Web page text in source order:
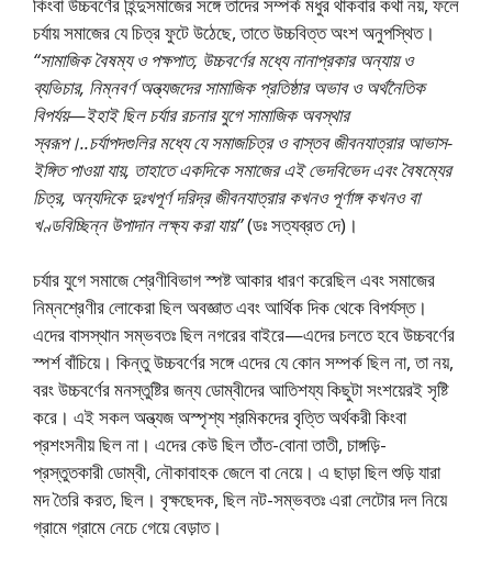
চর্যায় সমাজের যে চিত্র ফুটে উঠেছে, তাতে উচ্চবিত্ত অংশ অনুপস্থিত।
“সামাজিক বৈষম্য ও পক্ষপাত, উচ্চবর্ণের মধ্যে নানাপ্রকার অন্যায় ও
ব্যভিচার, নিম্নবর্ণ অন্ত্যজদের সামাজিক প্রতিষ্ঠার অভাব ও অর্থনৈতিক
বিপর্যয়—ইহাই ছিল চর্যার রচনার যুগে সামাজিক অবস্থার
স্বরূপ।..চর্যাপদগুলির মধ্যে যে সমাজচিত্র ও বাস্তব জীবনযাত্রার আভাস-
ইঙ্গিত পাওয়া যায়, তাহাতে একদিকে সমাজের এই ভেদবিভেদ এবং বৈষম্যের
চিত্র, অন্যদিকে দুঃখপূর্ণ দরিদ্র জীবনযাত্রার কখনও পূর্ণাঙ্গ কখনও বা
খণ্ডবিচ্ছিন্ন উপাদান লক্ষ্য করা যায়”(ডঃ সত্যব্রত দে)।
চর্যার যুগে সমাজে শ্রেণীবিভাগ স্পষ্ট আকার ধারণ করেছিল এবং সমাজের
নিম্নশ্রেণীর লােকেরা ছিল অবজ্ঞাত এবং আর্থিক দিক থেকে বিপর্যস্ত।
এদের বাসস্থান সম্ভবতঃ ছিল নগরের বাইরে—এদের চলতে হবে উচ্চবর্ণের
স্পর্শ বাঁচিয়ে। কিন্তু উচ্চবর্ণের সঙ্গে এদের যে কোন সম্পর্ক ছিল না, তা নয়,
বরং উচ্চবর্ণের মনস্তুষ্টির জন্য ডােম্বীদের আতিশয্য কিছুটা সংশয়েরই সৃষ্টি
করে। এই সকল অন্ত্যজ অস্পৃশ্য শ্রমিকদের বৃত্তি অর্থকরী কিংবা
প্রশংসনীয় ছিল না। এদের কেউ ছিল তাঁত-বােনা তাতী, চাঙ্গড়ি-
প্রস্তুতকারী ডােম্বী, নৌকাবাহক জেলে বা নেয়ে। এ ছাড়া ছিল শুড়ি যারা
মদ তৈরি করত, ছিল। বৃক্ষছেদক, ছিল নট-সম্ভবতঃ এরা লেটোর দল নিয়ে
গ্রামে গ্রামে নেচে গেয়ে বেড়াত।